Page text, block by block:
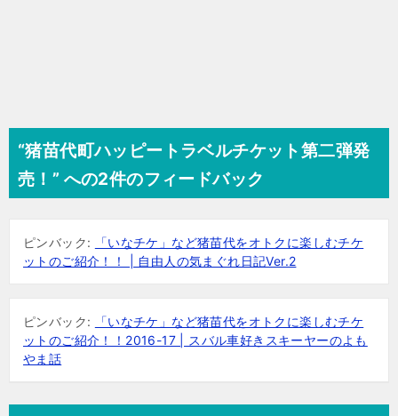
“猪苗代町ハッピートラベルチケット第二弾発
売！” への2件のフィードバック
ピンバック:
「いなチケ」など猪苗代をオトクに楽しむチケ
ットのご紹介！！ | 自由人の気まぐれ日記Ver.2
ピンバック:
「いなチケ」など猪苗代をオトクに楽しむチケ
ットのご紹介！！2016-17 | スバル車好きスキーヤーのよも
やま話